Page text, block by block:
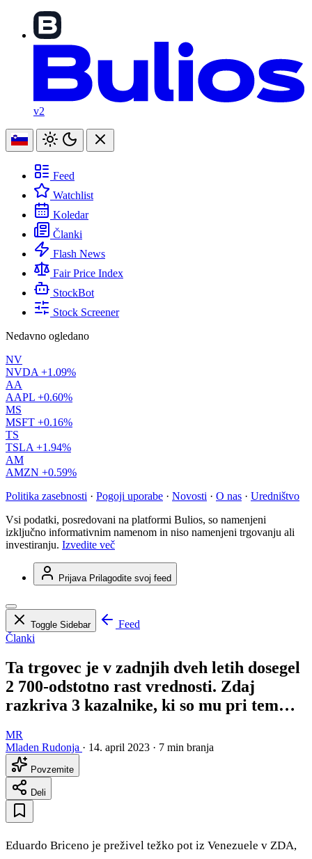
v2
Feed
Watchlist
Koledar
Članki
Flash News
Fair Price Index
StockBot
Stock Screener
Nedavno ogledano
NV
NVDA +1.09%
AA
AAPL +0.60%
MS
MSFT +0.16%
TS
TSLA +1.94%
AM
AMZN +0.59%
Politika zasebnosti · Pogoji uporabe · Novosti · O nas · Uredništvo
Vsi podatki, posredovani na platformi Bulios, so namenjeni
izključno informativnim namenom in niso namenjeni trgovanju ali
investiranju. Izvedite več
Prijava Prilagodite svoj feed
Toggle Sidebar
Feed
Članki
Ta trgovec je v zadnjih dveh letih dosegel
2 700-odstotno rast vrednosti. Zdaj
razkriva 3 kazalnike, ki so mu pri tem…
MR
Mladen Rudonja · 14. april 2023 · 7 min branja
Povzemite
Deli
Eduardo Briceno je preživel težko pot iz Venezuele v ZDA,